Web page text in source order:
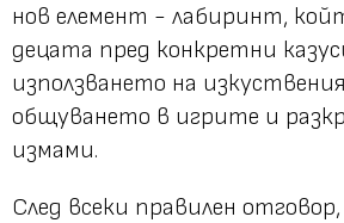
нов елемент - лабиринт,
децата пред конкретни
използването на
общуването в игрите и
измами.
След всеки правилен